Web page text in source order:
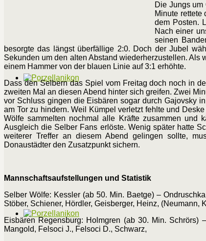
Die Jungs
Minute rettete
dem Posten.
Nach einer
seinen
besorgte das längst überfällige 2:0. Doch der Jubel
Sekunden um den alten Abstand wiederherzustellen.
einem Hammer von der blauen Linie auf 3:1 erhöhte.
Dass den Selbern das Spiel vom Freitag doch noch in
zweiten Mal an diesen Abend hinter sich greifen. Zwei
vor Schluss gingen die Eisbären sogar durch Gajovsky
am Tor zu hindern. Weil Kümpel verletzt fehlte und
Wölfe sammelten nochmal alle Kräfte zusammen und
Ausgleich die Selber Fans erlöste. Wenig später hatte
weiterer Treffer an diesem Abend gelingen sollte,
Donaustädter den Zusatzpunkt sichern.
Mannschaftsaufstellungen und Statistik
Selber Wölfe: Kessler (ab 50. Min. Baetge) –
Stöber, Schiener, Hördler, Geisberger, Heinz, (Neumann,
Eisbären Regensburg: Holmgren (ab 30. Min. Schrörs)
Mangold, Felsoci J., Felsoci D., Schwarz,